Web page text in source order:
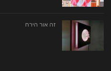
זה אור הירח